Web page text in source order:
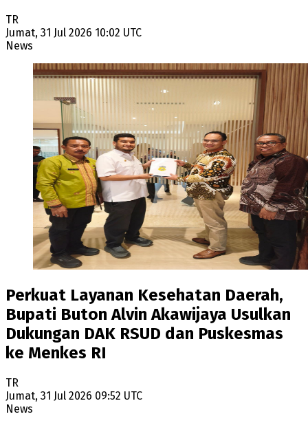
TR
Jumat, 31 Jul 2026 10:02 UTC
News
Perkuat Layanan Kesehatan Daerah,
Bupati Buton Alvin Akawijaya Usulkan
Dukungan DAK RSUD dan Puskesmas
ke Menkes RI
TR
Jumat, 31 Jul 2026 09:52 UTC
News